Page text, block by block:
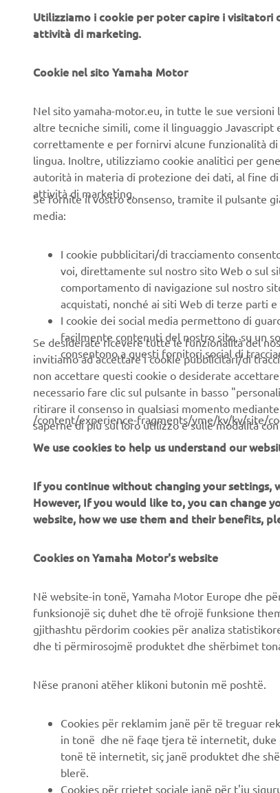
Il
1
2
1
2
CORPORATE
News
Eventi
Brochures
Lavora presso una
Concessionaria Ufficiale
Yamaha
B2B
NEO's Delivery
Sistemi eBike
Campi da golf
Scuole guida
Robotics
Collaborazione
Utilizziamo i cookie per poter capire i
attività di marketing.
Cookie nel sito Yamaha Motor
Nel sito yamaha-motor.eu, in tutte le sue
altre tecniche simili, come il linguaggio
correttamente e per fornirvi alcune funzionalità
lingua. Inoltre, utilizziamo cookie analitici per
autorità in materia di protezione dei dati, al fine
attività di marketing.
Se fornite il vostro consenso, tramite il pulsante
media:
I cookie pubblicitari/di tracciamento
voi, direttamente sul nostro sito Web o sul
comportamento di navigazione sul nostro
acquistati, nonché ai siti Web di terze parti
I cookie dei social media permettono di
facilmente contenuti del nostro sito, su un
consentono a questi fornitori social di
Se desiderate ricevere tutte le funzionalità del
invitiamo ad accettare i cookie pubblicitari/di
non accettare questi cookie o desiderate
necessario fare clic sul pulsante in basso
ritirare il consenso in qualsiasi momento
saperne di più sul loro utilizzo e sulle modalità
/content/experience-fragments/yme/kv/kv/site/
We use cookies to help us understand our
If you continue without changing your settings,
However, If you would like to, you can change
website, how we use them and their benefits,
Cookies on Yamaha Motor's website
Në website-in tonë, Yamaha Motor Europe dhe
funksionojë siç duhet dhe të ofrojë funksione
gjithashtu përdorim cookies për analiza
dhe ti përmirosojmë produktet dhe shërbimet
Nëse pranoni atëher klikoni butonin më poshtë.
Cookies për reklamim janë për të treguar
in tonë dhe në faqe tjera të internetit,
tonë të internetit, siç janë produktet dhe
blerë.
Cookies për rrjetet sociale janë për t'ju